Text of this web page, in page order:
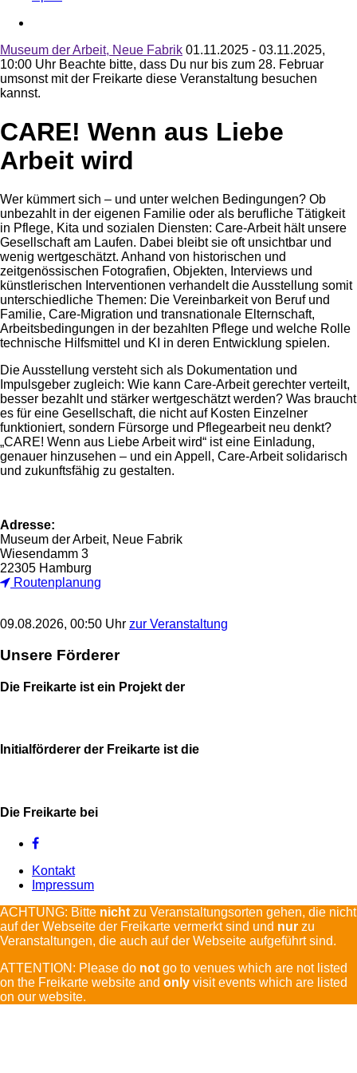
Museum der Arbeit, Neue Fabrik 01.11.2025 - 03.11.2025,
10:00 Uhr Beachte bitte, dass Du nur bis zum 28. Februar
umsonst mit der Freikarte diese Veranstaltung besuchen
kannst.
CARE! Wenn aus Liebe
Arbeit wird
Wer kümmert sich – und unter welchen Bedingungen? Ob
unbezahlt in der eigenen Familie oder als berufliche Tätigkeit
in Pflege, Kita und sozialen Diensten: Care-Arbeit hält unsere
Gesellschaft am Laufen. Dabei bleibt sie oft unsichtbar und
wenig wertgeschätzt. Anhand von historischen und
zeitgenössischen Fotografien, Objekten, Interviews und
künstlerischen Interventionen verhandelt die Ausstellung somit
unterschiedliche Themen: Die Vereinbarkeit von Beruf und
Familie, Care-Migration und transnationale Elternschaft,
Arbeitsbedingungen in der bezahlten Pflege und welche Rolle
technische Hilfsmittel und KI in deren Entwicklung spielen.
Die Ausstellung versteht sich als Dokumentation und
Impulsgeber zugleich: Wie kann Care-Arbeit gerechter verteilt,
besser bezahlt und stärker wertgeschätzt werden? Was braucht
es für eine Gesellschaft, die nicht auf Kosten Einzelner
funktioniert, sondern Fürsorge und Pflegearbeit neu denkt?
„CARE! Wenn aus Liebe Arbeit wird“ ist eine Einladung,
genauer hinzusehen – und ein Appell, Care-Arbeit solidarisch
und zukunftsfähig zu gestalten.
Adresse:
Museum der Arbeit, Neue Fabrik
Wiesendamm 3
22305 Hamburg
Routenplanung
09.08.2026, 00:50 Uhr zur Veranstaltung
Unsere Förderer
Die Freikarte ist ein Projekt der
Initialförderer der Freikarte ist die
Die Freikarte bei
Kontakt
Impressum
ACHTUNG: Bitte nicht zu Veranstaltungsorten gehen, die nicht
auf der Webseite der Freikarte vermerkt sind und nur zu
Veranstaltungen, die auch auf der Webseite aufgeführt sind.
ATTENTION: Please do not go to venues which are not listed
on the Freikarte website and only visit events which are listed
on our website.